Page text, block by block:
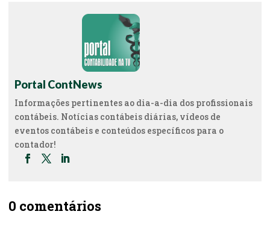
Portal ContNews
Informações pertinentes ao dia-a-dia dos profissionais
contábeis. Notícias contábeis diárias, vídeos de
eventos contábeis e conteúdos específicos para o
contador!
0 comentários